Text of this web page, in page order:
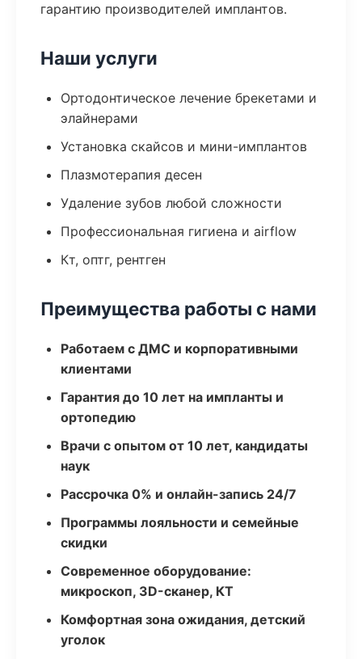
гарантию производителей имплантов.
Наши услуги
Ортодонтическое лечение брекетами и
элайнерами
Установка скайсов и мини-имплантов
Плазмотерапия десен
Удаление зубов любой сложности
Профессиональная гигиена и airflow
Кт, оптг, рентген
Преимущества работы с нами
Работаем с ДМС и корпоративными
клиентами
Гарантия до 10 лет на импланты и
ортопедию
Врачи с опытом от 10 лет, кандидаты
наук
Рассрочка 0% и онлайн-запись 24/7
Программы лояльности и семейные
скидки
Современное оборудование:
микроскоп, 3D-сканер, КТ
Комфортная зона ожидания, детский
уголок